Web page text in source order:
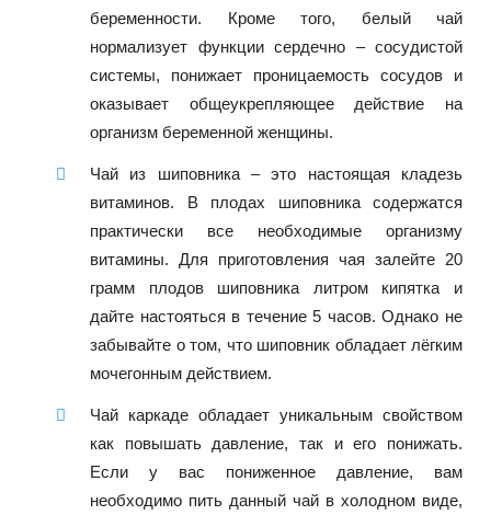
беременности. Кроме того, белый чай
нормализует функции сердечно – сосудистой
системы, понижает проницаемость сосудов и
оказывает общеукрепляющее действие на
организм беременной женщины.
Чай из шиповника – это настоящая кладезь
витаминов. В плодах шиповника содержатся
практически все необходимые организму
витамины. Для приготовления чая залейте 20
грамм плодов шиповника литром кипятка и
дайте настояться в течение 5 часов. Однако не
забывайте о том, что шиповник обладает лёгким
мочегонным действием.
Чай каркаде обладает уникальным свойством
как повышать давление, так и его понижать.
Если у вас пониженное давление, вам
необходимо пить данный чай в холодном виде,